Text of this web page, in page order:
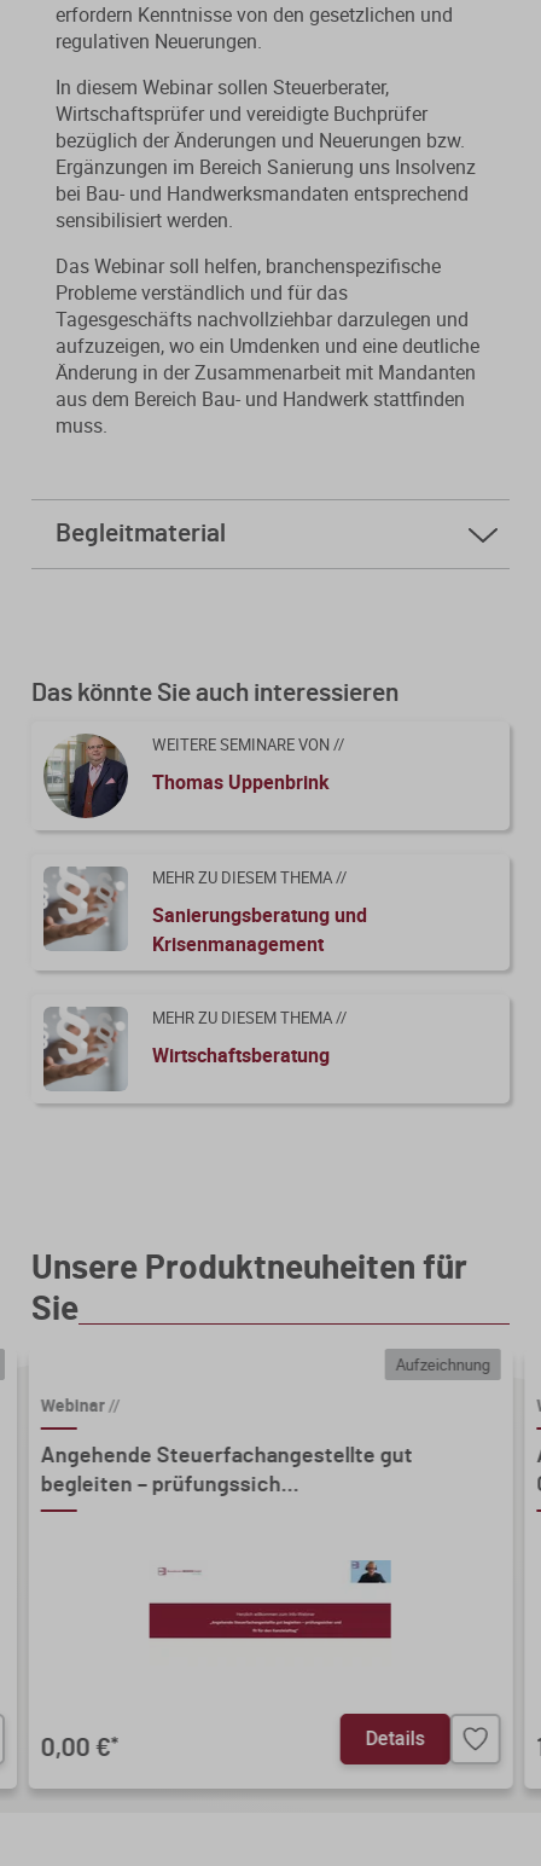
erfordern Kenntnisse von den gesetzlichen und
regulativen Neuerungen.
In diesem Webinar sollen Steuerberater,
Wirtschaftsprüfer und vereidigte Buchprüfer
bezüglich der Änderungen und Neuerungen bzw.
Ergänzungen im Bereich Sanierung uns Insolvenz
bei Bau- und Handwerksmandaten entsprechend
sensibilisiert werden.
Das Webinar soll helfen, branchenspezifische
Probleme verständlich und für das
Tagesgeschäfts nachvollziehbar darzulegen und
aufzuzeigen, wo ein Umdenken und eine deutliche
Änderung in der Zusammenarbeit mit Mandanten
aus dem Bereich Bau- und Handwerk stattfinden
muss.
Begleitmaterial
Das könnte Sie auch interessieren
WEITERE SEMINARE VON //
Thomas Uppenbrink
MEHR ZU DIESEM THEMA //
Sanierungsberatung und
Krisenmanagement
MEHR ZU DIESEM THEMA //
Wirtschaftsberatung
Unsere Produktneuheiten für
Sie
Aufzeichnung
Webinar//
Angehende Steuerfachangestellte gut
begleiten – prüfungssich...
0,00 €* Details